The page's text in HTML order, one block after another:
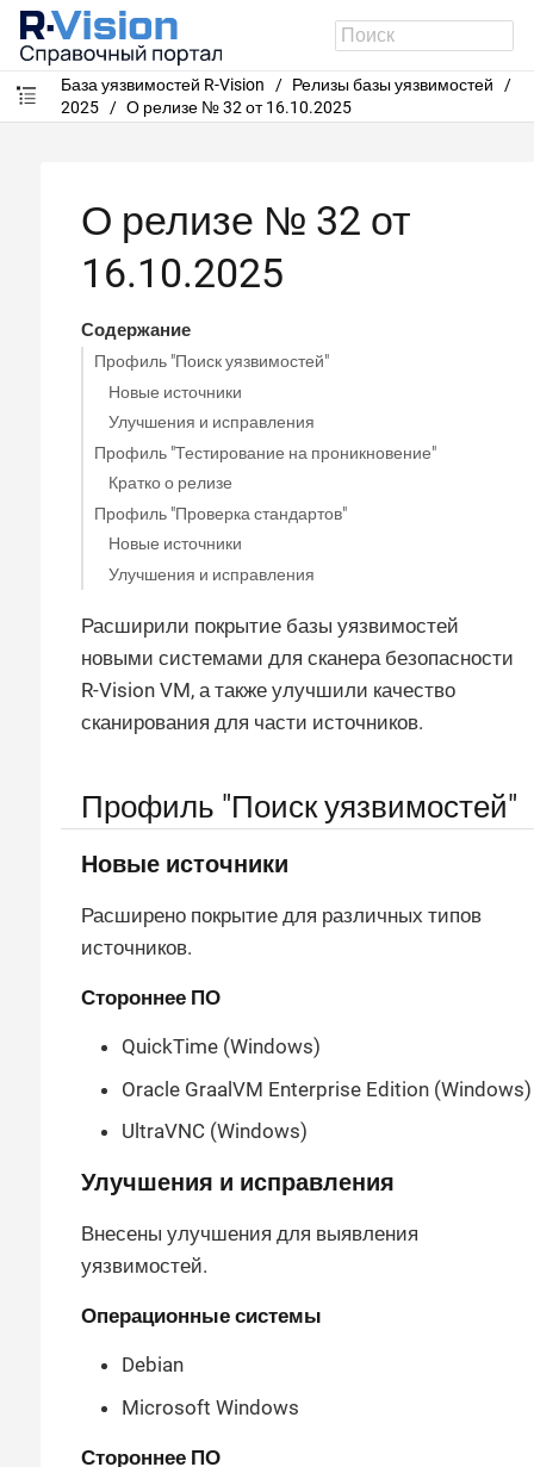
База уязвимостей R-Vision
Релизы базы уязвимостей
2025
О релизе № 32 от 16.10.2025
О релизе № 32 от
16.10.2025
Содержание
Профиль "Поиск уязвимостей"
Новые источники
Улучшения и исправления
Профиль "Тестирование на проникновение"
Кратко о релизе
Профиль "Проверка стандартов"
Новые источники
Улучшения и исправления
Расширили покрытие базы уязвимостей
новыми системами для сканера безопасности
R-Vision VM, а также улучшили качество
сканирования для части источников.
Профиль "Поиск уязвимостей"
Новые источники
Расширено покрытие для различных типов
источников.
Стороннее ПО
QuickTime (Windows)
Oracle GraalVM Enterprise Edition (Windows)
UltraVNC (Windows)
Улучшения и исправления
Внесены улучшения для выявления
уязвимостей.
Операционные системы
Debian
Microsoft Windows
Стороннее ПО